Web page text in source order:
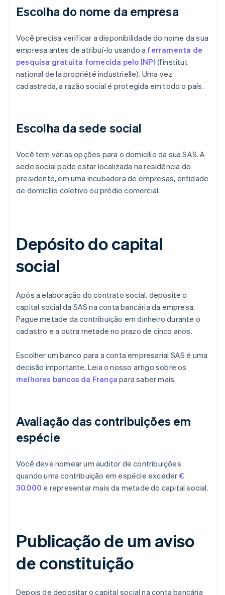
Escolha do nome da empresa
Você precisa verificar a disponibilidade do nome da sua
empresa antes de atribuí-lo usando a ferramenta de
pesquisa gratuita fornecida pelo INPI (l'institut
national de la propriété industrielle). Uma vez
cadastrada, a razão social é protegida em todo o país.
Escolha da sede social
Você tem várias opções para o domicílio da sua SAS. A
sede social pode estar localizada na residência do
presidente, em uma incubadora de empresas, entidade
de domicílio coletivo ou prédio comercial.
Depósito do capital
social
Após a elaboração do contrato social, deposite o
capital social da SAS na conta bancária da empresa.
Pague metade da contribuição em dinheiro durante o
cadastro e a outra metade no prazo de cinco anos.
Escolher um banco para a conta empresarial SAS é uma
decisão importante. Leia o nosso artigo sobre os
melhores bancos da França para saber mais.
Avaliação das contribuições em
espécie
Você deve nomear um auditor de contribuições
quando uma contribuição em espécie exceder €
30.000 e representar mais da metade do capital social.
Publicação de um aviso
de constituição
Depois de depositar o capital social na conta bancária